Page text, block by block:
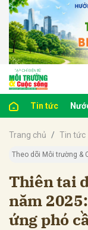
Tin tức
Trang chủ Tin tức
Theo dõi Môi trường &
Thiên tai
năm
ứng phó
luận